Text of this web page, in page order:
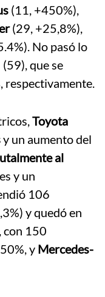
(11, +450%),
(29, +25,8%),
No pasó lo
que se
respectivamente.
Toyota
y un aumento del
al
y un
106
y quedó en
, con 150
y Mercedes-